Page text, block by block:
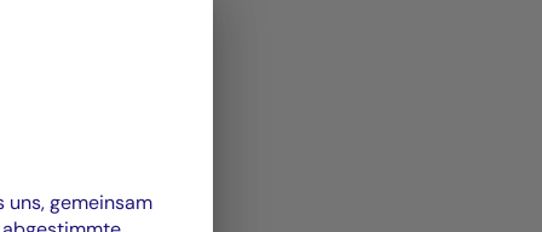
gemeinsam